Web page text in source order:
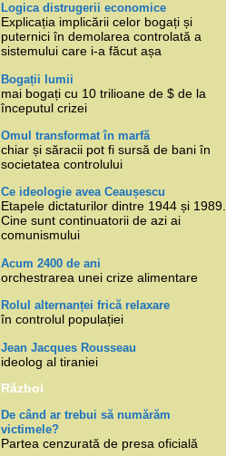
Logica distrugerii economice
Explicația implicării celor bogați și
puternici în demolarea controlată a
sistemului care i-a făcut așa
Bogații lumii
mai bogați cu 10 trilioane de $ de la
începutul crizei
Omul transformat în marfă
chiar și săracii pot fi sursă de bani în
societatea controlului
Ce ideologie avea Ceaușescu
Etapele dictaturilor dintre 1944 și 1989.
Cine sunt continuatorii de azi ai
comunismului
Acum 2400 de ani
orchestrarea unei crize alimentare
Rolul alternanței frică relaxare
în controlul populației
Jean Jacques Rousseau
ideolog al tiraniei
Război
De când ar trebui să numărăm
victimele?
Partea cenzurată de presa oficială